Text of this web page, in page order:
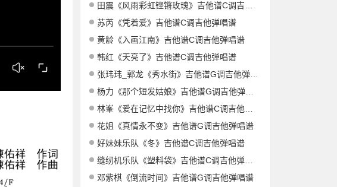
田震《风雨彩虹铿锵玫瑰》吉他谱C调吉他弹唱谱
苏芮《凭着爱》吉他谱C调吉他弹唱谱
黄龄《入画江南》吉他谱C调吉他弹唱谱
韩红《天亮了》吉他谱C调吉他弹唱谱
张玮玮_郭龙《秀水街》吉他谱G调吉他弹唱谱
杨力《那个短发姑娘》吉他谱G调吉他弹唱谱
林峯《爱在记忆中找你》吉他谱C调吉他弹唱谱
花姐《真情永不变》吉他谱G调吉他弹唱谱
好妹妹乐队《冬》吉他谱C调吉他弹唱谱
缝纫机乐队《塑料袋》吉他谱C调吉他弹唱谱
邓紫棋《倒流时间》吉他谱G调吉他弹唱谱